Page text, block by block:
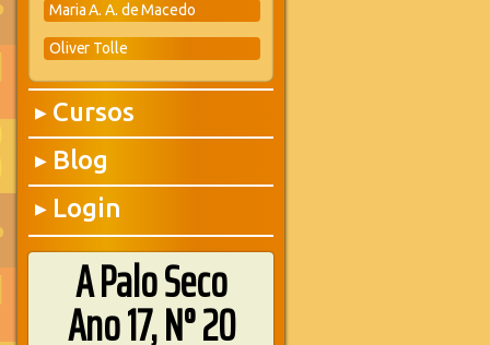
Maria A. A. de Macedo
Oliver Tolle
▶ Cursos
▶ Blog
▶ Login
A Palo Seco
Ano 17, N° 20